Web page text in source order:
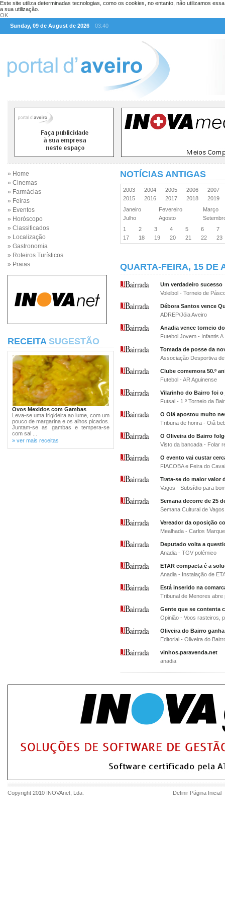
Este site utiliza determinadas tecnologias, como os cookies, no entanto, não utilizamos
a sua utilização.
OK
Sunday, 09 de August de 2026
03:40
» Home
» Cinemas
» Farmácias
» Feiras
» Eventos
» Horóscopo
» Classificados
» Localização
» Gastronomia
» Roteiros Turísticos
» Praias
RECEITA SUGESTÃO
Ovos Mexidos com Gambas
Leva-se uma frigideira ao lume, com um
pouco de margarina e os alhos picados.
Juntam-se as gambas e tempera-se
com sal ...
» ver mais receitas
NOTÍCIAS ANTIGAS
2003 2004 2005 2006
2007
2015
2016 2017 2018
2019
Janeiro
Fevereiro
Março
Julho
Agosto
1
2 3 4 5 6
7
17
18 19 20 21 22 23
QUARTA-FEIRA, 15 DE
Um verdadeiro sucesso
Voleibol - Torneio de
Débora Santos vence
ADREP/Jóia Aveiro
Anadia vence torneio
Futebol Jovem - Infantis A
Tomada de posse da
Associação Desportiva
Clube comemora 50.º
Futebol - AR Aguinense
Vilarinho do Bairro foi
Futsal - 1.º Torneio da
O Oiã apostou muito
Tribuna de honra - Oiã
O Oliveira do Bairro
Visto da bancada - Folar
O evento vai custar
FIACOBA e Feira do
Trata-se do maior valor
Vagos - Subsídio para
Semana decorre de 25
Semana Cultural de
Vereador da oposição
Mealhada - Carlos
Deputado volta a
Anadia - TGV polémico
ETAR compacta é a
Anadia - Instalação de
Está inserido na
Tribunal de Menores
Gente que se contenta
Opinião - Voos rasteiros,
Oliveira do Bairro
Editorial - Oliveira do
vinhos.paravenda.net
anadia
Copyright 2010 INOVAnet , Lda. Definir Página Inicial